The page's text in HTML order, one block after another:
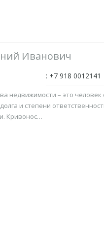
Иванович
: +7 918 0012141
недвижимости – это человек
и степени
Кривонос…